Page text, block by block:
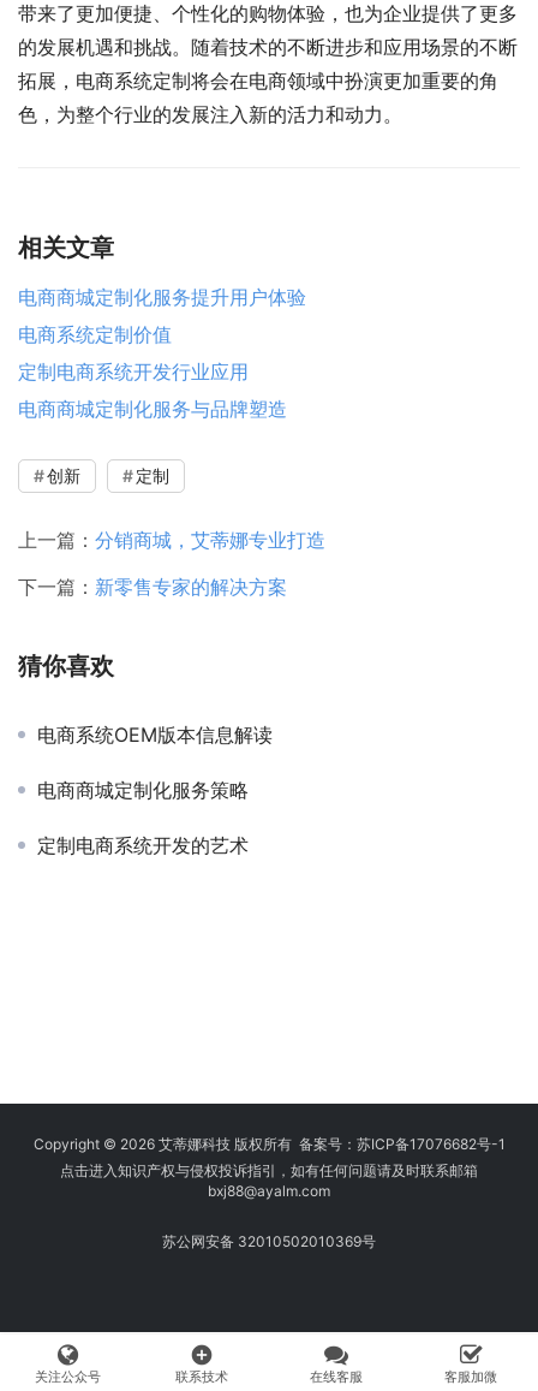
带来了更加便捷、个性化的购物体验，也为企业提供了更多
的发展机遇和挑战。随着技术的不断进步和应用场景的不断
拓展，电商系统定制将会在电商领域中扮演更加重要的角
色，为整个行业的发展注入新的活力和动力。
相关文章
电商商城定制化服务提升用户体验
电商系统定制价值
定制电商系统开发行业应用
电商商城定制化服务与品牌塑造
创新 定制
上一篇： 分销商城，艾蒂娜专业打造
下一篇： 新零售专家的解决方案
猜你喜欢
电商系统OEM版本信息解读
电商商城定制化服务策略
定制电商系统开发的艺术
Copyright © 2026 艾蒂娜科技 版权所有 备案号： 苏ICP备17076682号-1
点击进入知识产权与侵权投诉指引，如有任何问题请及时联系邮箱
bxj88@ayalm.com
苏公网安备 32010502010369号
关注公众号
add_circle
联系技术 在线客服 客服加微